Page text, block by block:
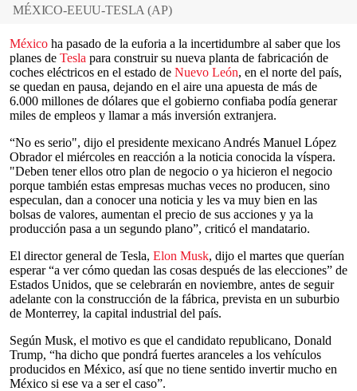
MÉXICO-EEUU-TESLA (AP)
México ha pasado de la euforia a la incertidumbre al saber que los
planes de Tesla para construir su nueva planta de fabricación de
coches eléctricos en el estado de Nuevo León, en el norte del país,
se quedan en pausa, dejando en el aire una apuesta de más de
6.000 millones de dólares que el gobierno confiaba podía generar
miles de empleos y llamar a más inversión extranjera.
“No es serio", dijo el presidente mexicano Andrés Manuel López
Obrador el miércoles en reacción a la noticia conocida la víspera.
"Deben tener ellos otro plan de negocio o ya hicieron el negocio
porque también estas empresas muchas veces no producen, sino
especulan, dan a conocer una noticia y les va muy bien en las
bolsas de valores, aumentan el precio de sus acciones y ya la
producción pasa a un segundo plano”, criticó el mandatario.
El director general de Tesla, Elon Musk, dijo el martes que querían
esperar “a ver cómo quedan las cosas después de las elecciones” de
Estados Unidos, que se celebrarán en noviembre, antes de seguir
adelante con la construcción de la fábrica, prevista en un suburbio
de Monterrey, la capital industrial del país.
Según Musk, el motivo es que el candidato republicano, Donald
Trump, “ha dicho que pondrá fuertes aranceles a los vehículos
producidos en México, así que no tiene sentido invertir mucho en
México si ese va a ser el caso”.